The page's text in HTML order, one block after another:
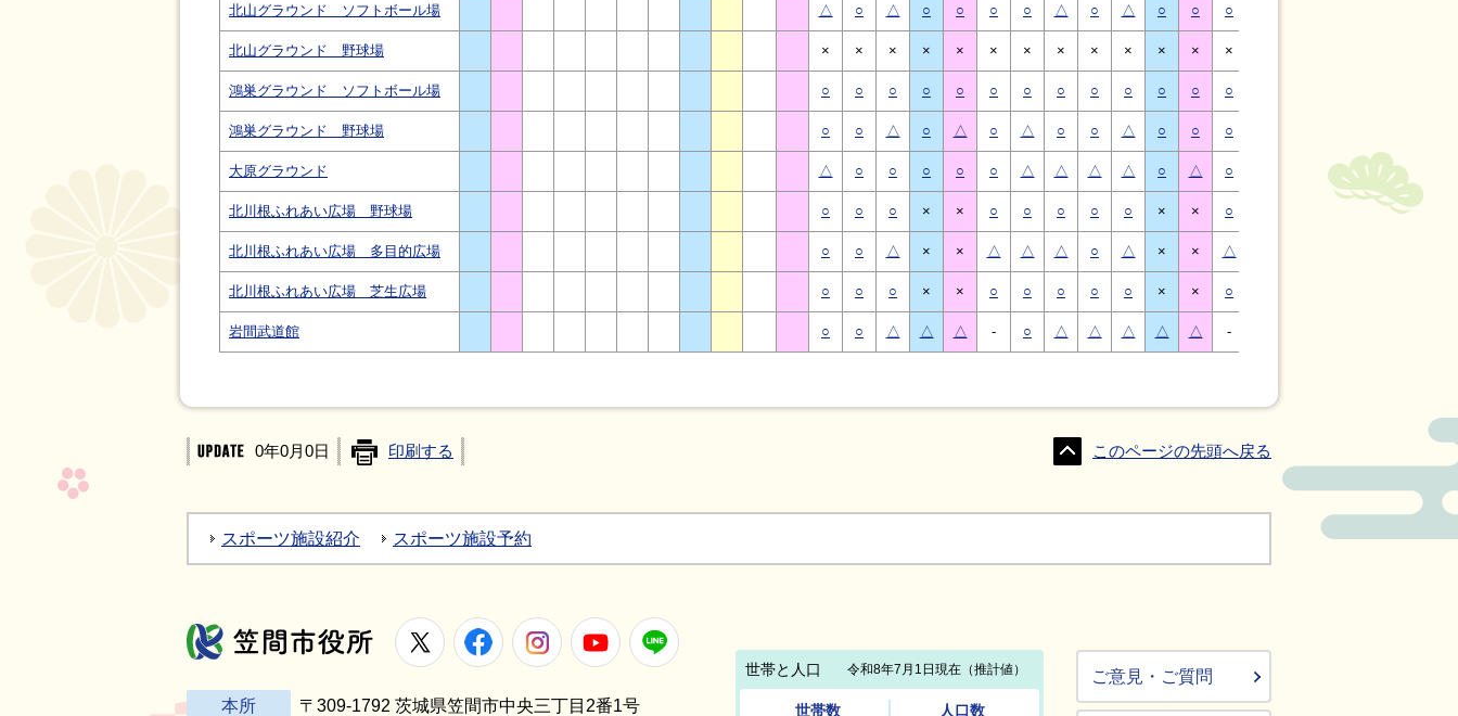
北山グラウンド ソフトボール場 △ ○ △ ○ ○ ○ ○ △ ○ △ ○ ○ ○
北山グラウンド 野球場 × × × × × × × × × × × × ×
鴻巣グラウンド ソフトボール場 ○ ○ ○ ○ ○ ○ ○ ○ ○ ○ ○ ○ ○
鴻巣グラウンド 野球場 ○ ○ △ ○ △ ○ △ ○ ○ △ ○ ○ ○
大原グラウンド △ ○ ○ ○ ○ ○ △ △ △ △ ○ △ ○ △ △ ○
北川根ふれあい広場 野球場 ○ ○ ○ × × ○ ○ ○ ○ ○ × × ○ ×
北川根ふれあい広場 多目的広場 ○ ○ △ × × △ △ △ ○ △ × × △
北川根ふれあい広場 芝生広場 ○ ○ ○ × × ○ ○ ○ ○ ○ × × ○
岩間武道館 ○ ○ △ △ △ - ○ △ △ △ △ △ -
0年0月0日 印刷する このページの先頭へ戻る
スポーツ施設紹介 スポーツ施設予約
笠間市役所
X FacebookInstagramYoutube
本所 〒309-1792 茨城県笠間市中央三丁目2番1号
ご意見・ご質問